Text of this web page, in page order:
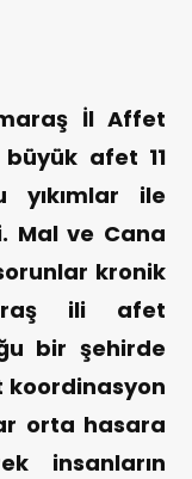
İl Affet
afet 11
yıkımlar ile
Mal ve Cana
kronik
ili afet
bir şehirde
koordinasyon
orta hasara
insanların